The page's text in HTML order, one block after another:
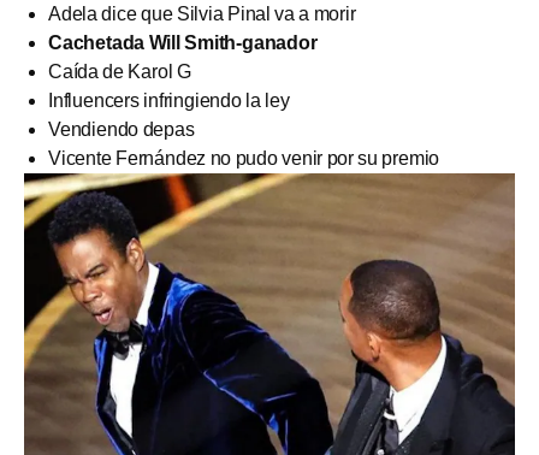
Adela dice que Silvia Pinal va a morir
Cachetada Will Smith-ganador
Caída de Karol G
Influencers infringiendo la ley
Vendiendo depas
Vicente Fernández no pudo venir por su premio